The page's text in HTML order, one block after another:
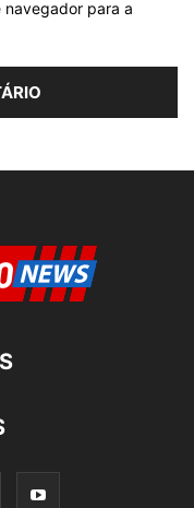
navegador para a